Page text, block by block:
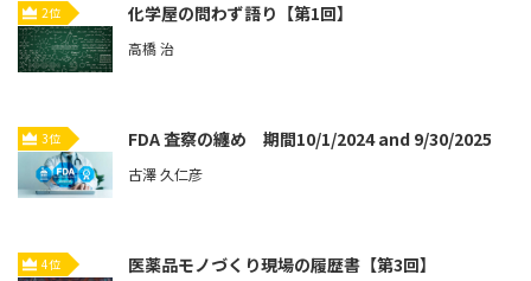
2位 化学屋の問わず語り【第1回】
高橋 治
3位 FDA 査察の纏め 期間10/1/2024 and 9/30/2025
古澤 久仁彦
4位 医薬品モノづくり現場の履歴書【第3回】